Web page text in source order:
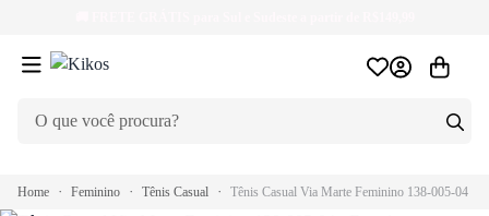
Home Feminino Tênis Casual Tênis Casual Via Marte Feminino 138-005-04